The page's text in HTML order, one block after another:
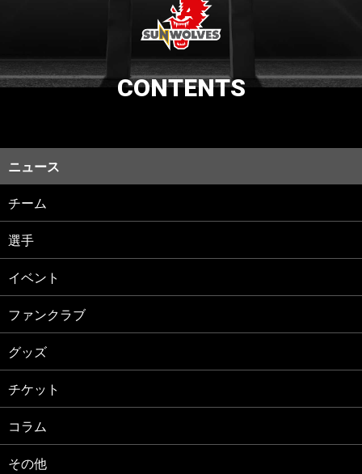
CONTENTS
ニュース
チーム
選手
イベント
ファンクラブ
グッズ
チケット
コラム
その他